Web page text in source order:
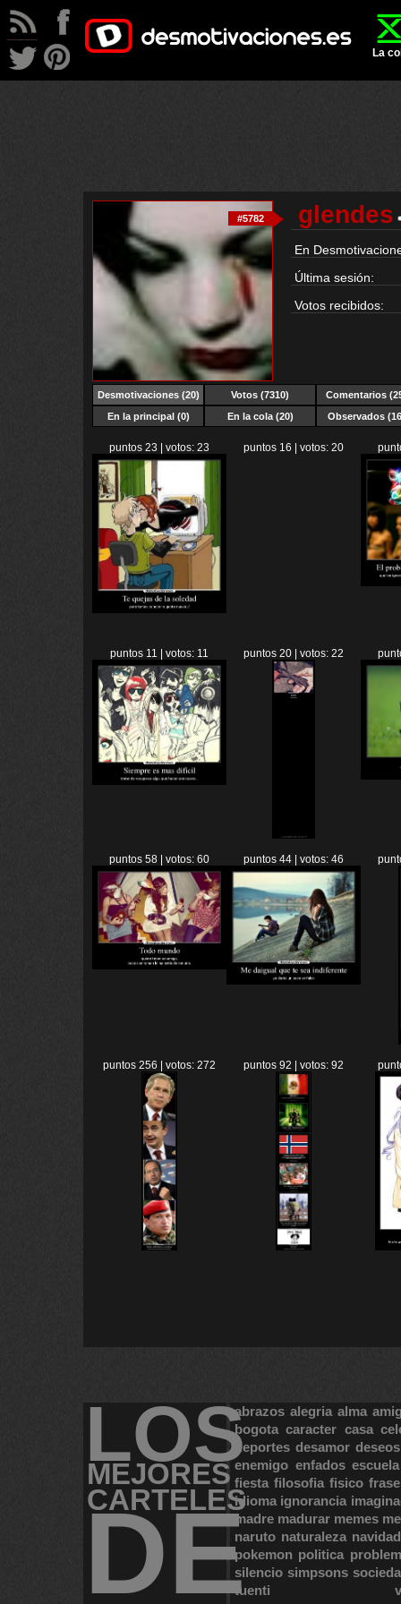
La
#5782 glendes
En
Última sesión:
Votos recibidos:
Desmotivaciones(20) Votos (7310)
Comentarios
En la principal (0)
En la cola (20) Observados
puntos 23 | votos: 23 puntos 16 | votos: 20
puntos 11 | votos: 11 puntos 20 | votos: 22
puntos 58 | votos: 60 puntos 44 | votos: 46
puntos 256 | votos: 272 puntos 92 | votos: 92
LOS
MEJORES
CARTELES
DE
abrazos alegria alma
bogota caracter casa
deportes desamor deseos
enemigo enfados escuela
fiesta filosofia fisico
idioma ignorancia
madre madurar memes
naruto naturaleza navidad
pokemon politica
silencio simpsons
tuenti